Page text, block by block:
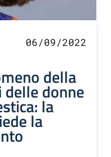
06/09/2022
della
donne
la
la